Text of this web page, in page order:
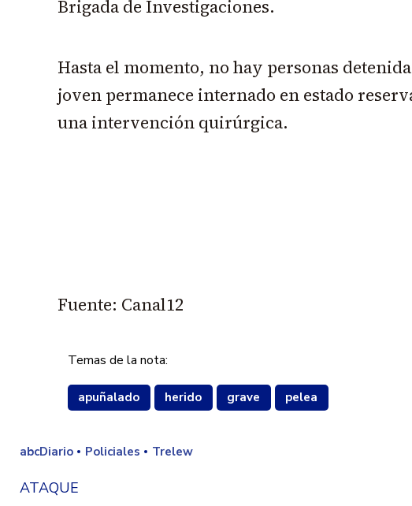
Brigada de Investigaciones.
Hasta el momento, no hay personas
joven permanece internado en estado
una intervención quirúrgica.
Fuente: Canal12
Temas de la nota:
apuñalado herido grave pelea
abcDiario Policiales Trelew
ATAQUE